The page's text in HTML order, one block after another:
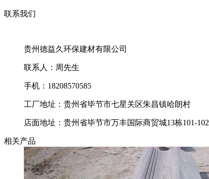
联系我们
贵州德益久环保建材有限公司
联系人：周先生
手机：18208570585
工厂地址：贵州省毕节市七星关区朱昌镇哈朗村
店面地址：贵州省毕节市万丰国际商贸城13栋101-102
相关产品